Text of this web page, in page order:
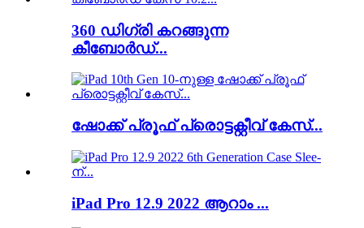
360 ഡിഗ്രി കറങ്ങുന്ന
കീബോർഡ്...
ഷോക്ക് പ്രൂഫ് പ്രൊട്ടക്റ്റീവ് കേസ്...
iPad Pro 12.9 2022 ആറാം ...